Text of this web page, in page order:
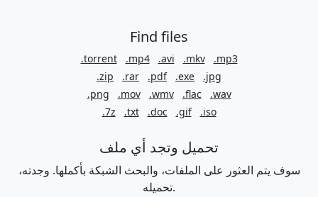
Find files
.torrent .mp4 .avi .mkv
.mp3
.zip
.rar .pdf .exe
.jpg
.png
.mov .wmv .flac
.wav
.7z
.txt .doc .gif .iso
تحميل وتجد أي ملف
سوف يتم العثور على الملفات، والبحث الشبكة بأكملها. وجدته،
تحميله.